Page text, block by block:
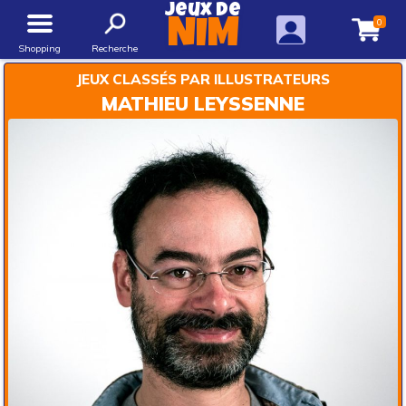
Shopping Recherche
Jeux de
NIM 0
JEUX CLASSÉS PAR ILLUSTRATEURS
MATHIEU LEYSSENNE